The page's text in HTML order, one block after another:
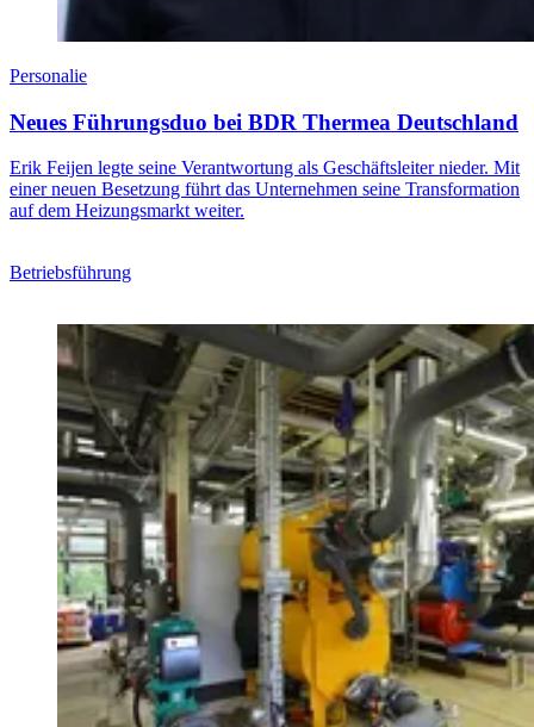
Personalie
Neues Führungsduo bei BDR Thermea Deutschland
Erik Feijen legte seine Verantwortung als Geschäftsleiter nieder. Mit
einer neuen Besetzung führt das Unternehmen seine Transformation
auf dem Heizungsmarkt weiter.
Betriebsführung